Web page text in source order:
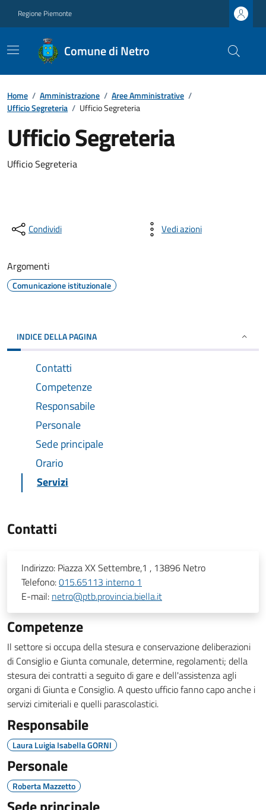
Regione Piemonte
Comune di Netro
Home / Amministrazione / Aree Amministrative /
Ufficio Segreteria / Ufficio Segreteria
Ufficio Segreteria
Ufficio Segreteria
Condividi Vedi azioni
Argomenti
Comunicazione istituzionale
INDICE DELLA PAGINA
Contatti
Competenze
Responsabile
Personale
Sede principale
Orario
Servizi
Contatti
Indirizzo: Piazza XX Settembre,1 , 13896 Netro
Telefono:015.65113 interno 1
E-mail: netro@ptb.provincia.biella.it
Competenze
Il settore si occupa della stesura e conservazione deliberazioni
di Consiglio e Giunta comunale, determine, regolamenti; della
stesura dei contratti a seguito di gare e dell'assistenza agli
organi di Giunta e Consiglio. A questo ufficio fanno capo anche i
servizi cimiteriali e quelli parascolastici.
Responsabile
Laura Luigia Isabella GORNI
Personale
Roberta Mazzetto